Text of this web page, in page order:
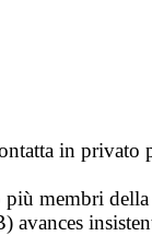
in privato
più membri
avances